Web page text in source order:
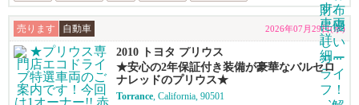
売ります 自動車 2026年07月29日(水)
2010 トヨタ プリウス
★安心の2年保証付き装備が豪華なバルセロ
ナレッドのプリウス★
Torrance, California, 90501